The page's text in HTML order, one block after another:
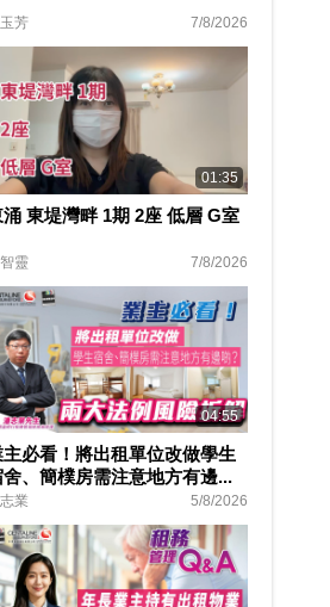
芳 7/8/2026
01:35
涌 東堤灣畔 1期 2座 低層 G室
靈 7/8/2026
04:55
主必看！將出租單位改做學生
舍、簡樸房需注意地方有邊...
業 5/8/2026